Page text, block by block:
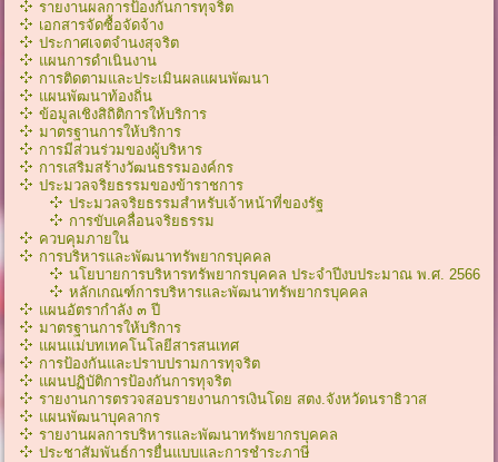
รายงานผลการป้องกันการทุจริต
เอกสารจัดซื้อจัดจ้าง
ประกาศเจตจำนงสุจริต
แผนการดำเนินงาน
การติดตามและประเมินผลแผนพัฒนา
แผนพัฒนาท้องถิ่น
ข้อมูลเชิงสิถิติการให้บริการ
มาตรฐานการให้บริการ
การมีส่วนร่วมของผู้บริหาร
การเสริมสร้างวัฒนธรรมองค์กร
ประมวลจริยธรรมของข้าราชการ
ประมวลจริยธรรมสำหรับเจ้าหน้าที่ของรัฐ
การขับเคลื่อนจริยธรรม
ควบคุมภายใน
การบริหารและพัฒนาทรัพยากรบุคคล
นโยบายการบริหารทรัพยากรบุคคล ประจำปีงบประมาณ พ.ศ. 2566
หลักเกณฑ์การบริหารเเละพัฒนาทรัพยากรบุคคล
แผนอัตรากำลัง ๓ ปี
มาตรฐานการให้บริการ
แผนแม่บทเทคโนโลยีสารสนเทศ
การป้องกันและปราบปรามการทุจริต
แผนปฏิบัติการป้องกันการทุจริต
รายงานการตรวจสอบรายงานการเงินโดย สตง.จังหวัดนราธิวาส
แผนพัฒนาบุคลากร
รายงานผลการบริหารและพัฒนาทรัพยากรบุคคล
ประชาสัมพันธ์การยื่นแบบและการชำระภาษี